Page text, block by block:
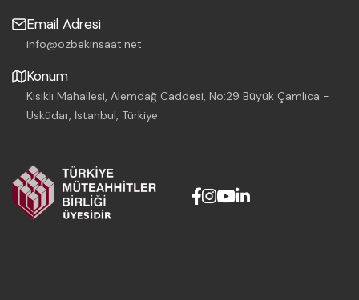
Email Adresi
info@ozbekinsaat.net
Konum
Kısıklı Mahallesi, Alemdağ Caddesi, No:29 Büyük Çamlıca -
Üsküdar, İstanbul, Türkiye